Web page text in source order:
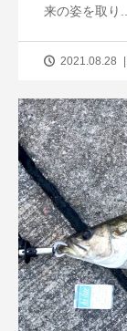
来の姿を取り
2021.08.28